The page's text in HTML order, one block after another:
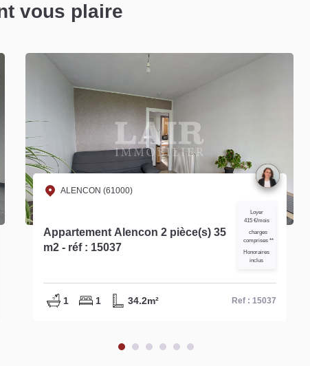
vous plaire
ALENCON (61000)
Appartement Alencon 2 pièce(s) 35
m2 - réf : 15037
Loyer
415 €/mois
charges
comprises **
Honoraires
inclus
1 1 34.2m² Ref : 15037